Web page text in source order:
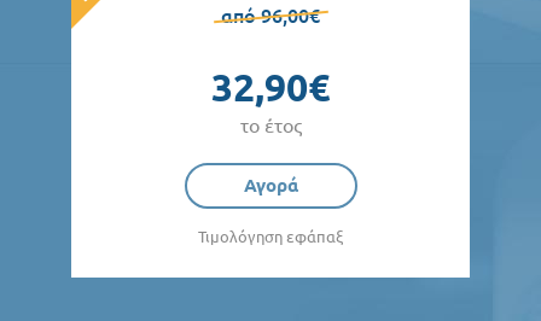
από 96,00€
32,90€
το έτος
Αγορά
Τιμολόγηση εφάπαξ